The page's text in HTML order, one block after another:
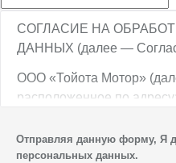
СОГЛАСИЕ НА
ДАННЫХ (далее —
ООО «Тойота Мотор»
расположенное по
ТПЗ «Алтуфьево», вл. 5,
персональных данных.
Отправляя данную форму, Я
персональных данных.